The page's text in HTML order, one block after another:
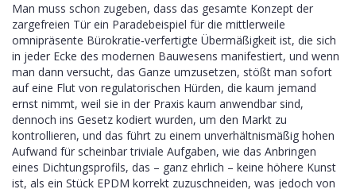
Man muss schon zugeben, dass das gesamte Konzept der
zargefreien Tür ein Paradebeispiel für die mittlerweile
omnipräsente Bürokratie‑verfertigte Übermäßigkeit ist, die sich
in jeder Ecke des modernen Bauwesens manifestiert, und wenn
man dann versucht, das Ganze umzusetzen, stößt man sofort
auf eine Flut von regulatorischen Hürden, die kaum jemand
ernst nimmt, weil sie in der Praxis kaum anwendbar sind,
dennoch ins Gesetz kodiert wurden, um den Markt zu
kontrollieren, und das führt zu einem unverhältnismäßig hohen
Aufwand für scheinbar triviale Aufgaben, wie das Anbringen
eines Dichtungsprofils, das – ganz ehrlich – keine höhere Kunst
ist, als ein Stück EPDM korrekt zuzuschneiden, was jedoch von